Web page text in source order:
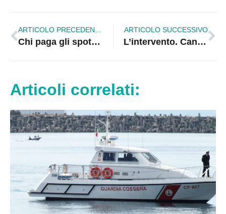
Chi paga gli spot elettorali di Stasi? Coalizione per Straface fa appello al prefetto
ARTICOLO SUCCESSIVO
L’intervento. Candidati, idee e trasparenza: l’importanza di un voto consapevole per il futuro della Città
Articoli correlati: